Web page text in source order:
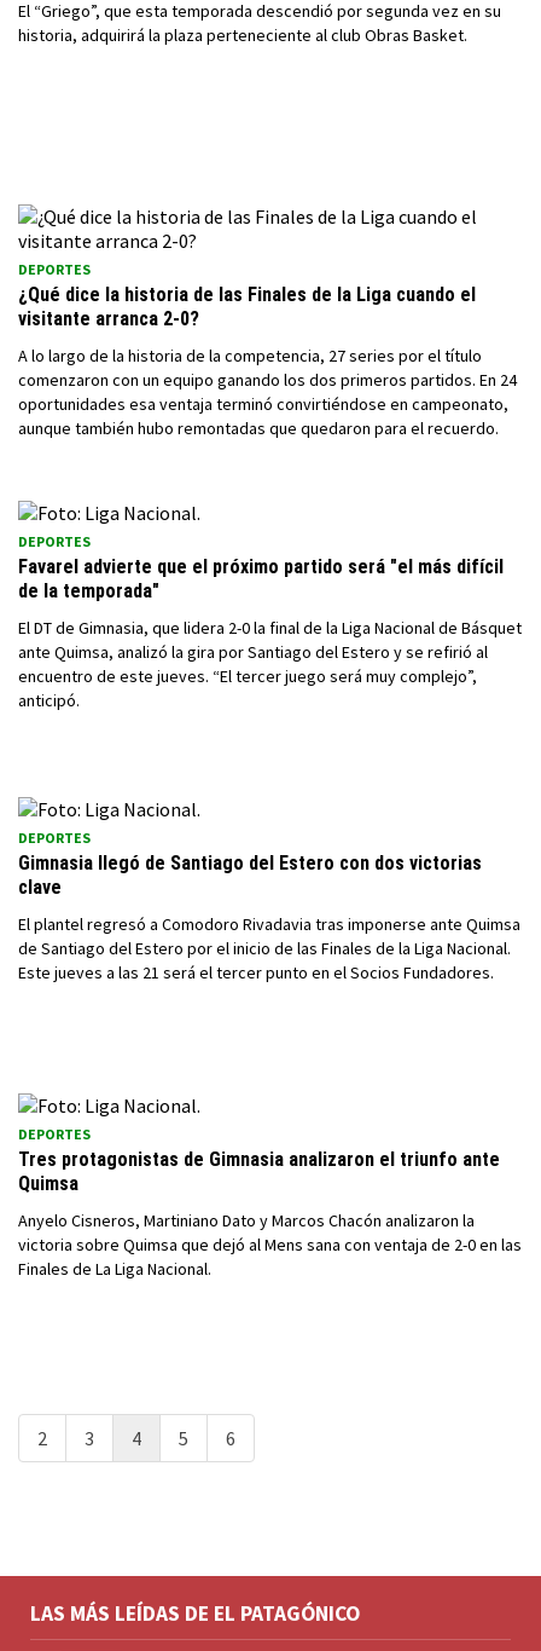
El “Griego”, que esta temporada descendió por segunda vez en su
historia, adquirirá la plaza perteneciente al club Obras Basket.
DEPORTES
¿Qué dice la historia de las Finales de la Liga cuando el
visitante arranca 2-0?
A lo largo de la historia de la competencia, 27 series por el título
comenzaron con un equipo ganando los dos primeros partidos. En 24
oportunidades esa ventaja terminó convirtiéndose en campeonato,
aunque también hubo remontadas que quedaron para el recuerdo.
DEPORTES
Favarel advierte que el próximo partido será "el más difícil
de la temporada"
El DT de Gimnasia, que lidera 2-0 la final de la Liga Nacional de Básquet
ante Quimsa, analizó la gira por Santiago del Estero y se refirió al
encuentro de este jueves. “El tercer juego será muy complejo”,
anticipó.
DEPORTES
Gimnasia llegó de Santiago del Estero con dos victorias
clave
El plantel regresó a Comodoro Rivadavia tras imponerse ante Quimsa
de Santiago del Estero por el inicio de las Finales de la Liga Nacional.
Este jueves a las 21 será el tercer punto en el Socios Fundadores.
DEPORTES
Tres protagonistas de Gimnasia analizaron el triunfo ante
Quimsa
Anyelo Cisneros, Martiniano Dato y Marcos Chacón analizaron la
victoria sobre Quimsa que dejó al Mens sana con ventaja de 2-0 en las
Finales de La Liga Nacional.
2 3 4 5 6
LAS MÁS LEÍDAS DE EL PATAGÓNICO